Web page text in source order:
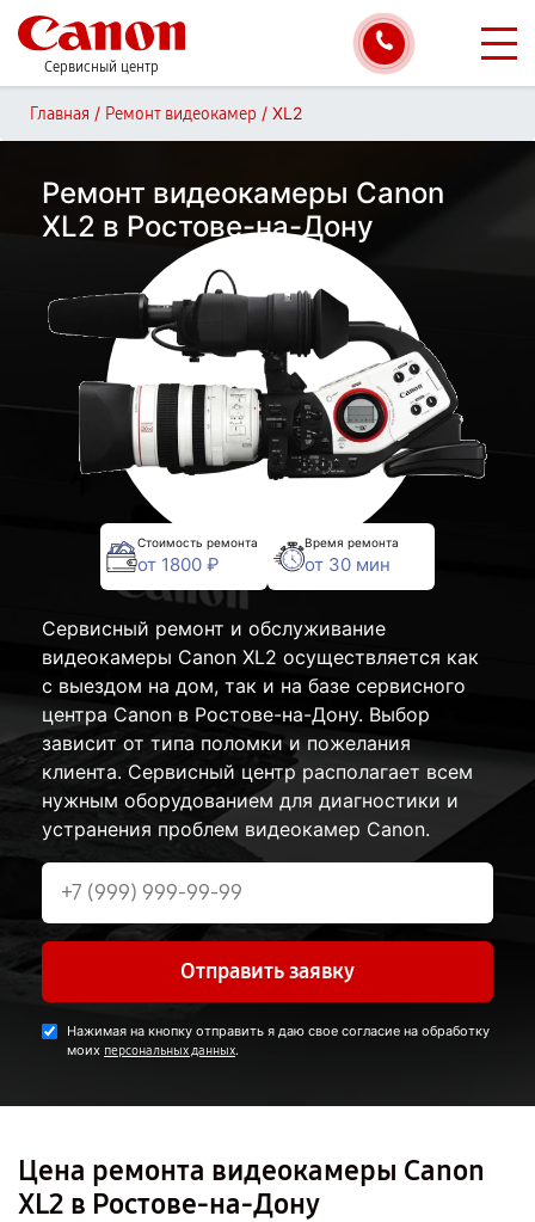
Сервисный центр
Главная / Ремонт видеокамер / XL2
Ремонт видеокамеры Canon
XL2 в Ростове-на-Дону
Стоимость ремонта
от 1800 ₽
Время ремонта
от 30 мин
Сервисный ремонт и обслуживание
видеокамеры Canon XL2 осуществляется как
с выездом на дом, так и на базе сервисного
центра Canon в Ростове-на-Дону. Выбор
зависит от типа поломки и пожелания
клиента. Сервисный центр располагает всем
нужным оборудованием для диагностики и
устранения проблем видеокамер Canon.
Отправить заявку
Нажимая на кнопку отправить я даю свое согласие на обработку
моих персональных данных.
Цена ремонта видеокамеры Canon
XL2 в Ростове-на-Дону